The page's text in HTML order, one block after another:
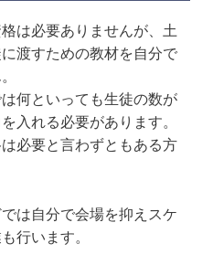
は必要ありませんが、土
渡すための教材を自分で
何といっても生徒の数が
入れる必要があります。
必要と言わずともある方
は自分で会場を抑えスケ
行います。